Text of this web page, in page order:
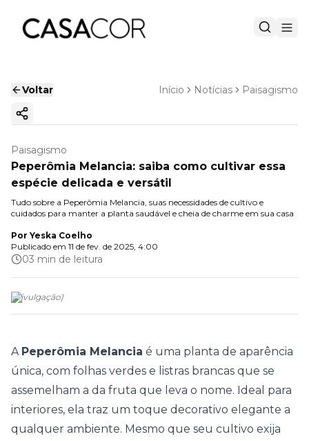
Voltar Início Notícias Paisagismo
Copiar link
Paisagismo
Peperômia Melancia: saiba como cultivar essa
espécie delicada e versátil
Tudo sobre a Peperômia Melancia, suas necessidades de cultivo e
cuidados para manter a planta saudável e cheia de charme em sua casa
Por Yeska Coelho
Publicado em 11 de fev. de 2025, 4:00
03 min de leitura
(Divulgação)
A Peperômia Melancia é uma planta de aparência
única, com folhas verdes e listras brancas que se
assemelham a da fruta que leva o nome. Ideal para
interiores, ela traz um toque decorativo elegante a
qualquer ambiente. Mesmo que seu cultivo exija